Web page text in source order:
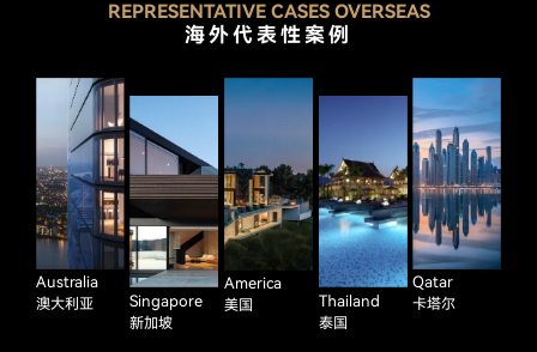
REPRESENTATIVE CASES OVERSEAS
海外代表性案例
Australia
澳大利亚 Singapore
新加坡
America
美国 Thailand
泰国
Qatar
卡塔尔